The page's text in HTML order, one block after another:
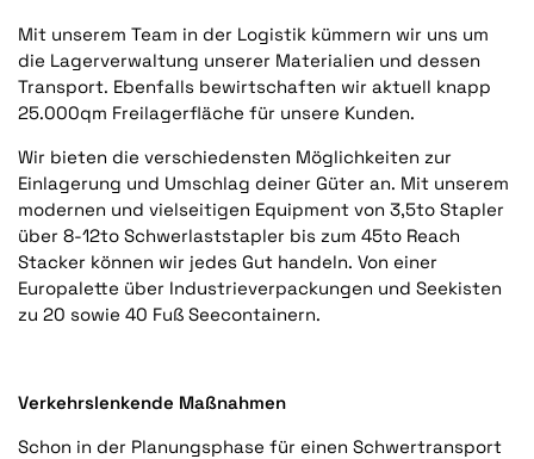
Mit unserem Team in der Logistik kümmern wir uns um
die Lagerverwaltung unserer Materialien und dessen
Transport. Ebenfalls bewirtschaften wir aktuell knapp
25.000qm Freilagerfläche für unsere Kunden.
Wir bieten die verschiedensten Möglichkeiten zur
Einlagerung und Umschlag deiner Güter an. Mit unserem
modernen und vielseitigen Equipment von 3,5to Stapler
über 8-12to Schwerlaststapler bis zum 45to Reach
Stacker können wir jedes Gut handeln. Von einer
Europalette über Industrieverpackungen und Seekisten
zu 20 sowie 40 Fuß Seecontainern.
Verkehrslenkende Maßnahmen
Schon in der Planungsphase für einen Schwertransport